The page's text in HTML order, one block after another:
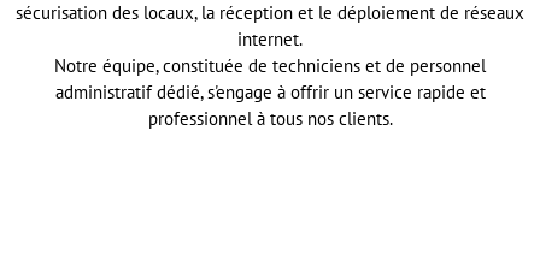
sécurisation des locaux, la réception et le déploiement de réseaux
internet.
Notre équipe, constituée de techniciens et de personnel
administratif dédié, s'engage à offrir un service rapide et
professionnel à tous nos clients.